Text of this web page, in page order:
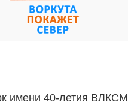
имени 40-летия ВЛКСМ